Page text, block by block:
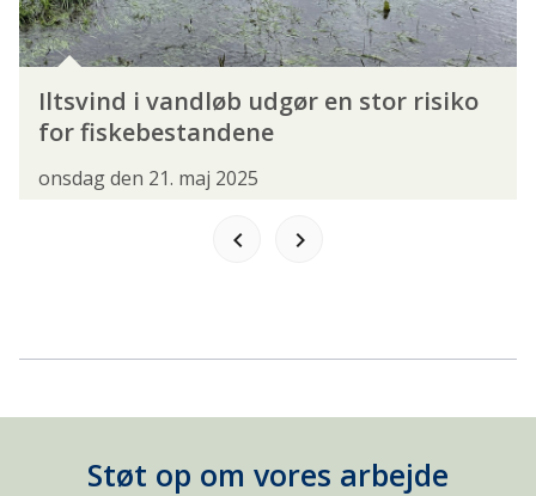
SPONSORERET INDHOLD SPORTSFISKEREN
SURFCASTERSEKTIONEN VEDTÆGTER
VISIONER ØRESUND
AKTIVITETER
GUIDET FISKETUR JUNIORLEDERKURSUS
KURSUS LYSTFISKERFESTIVAL
Iltsvind i vandløb udgør en stor risiko
for fiskebestandene
onsdag den 21. maj 2025
keyboard_arrow_left keyboard_arrow_right
Støt op om vores arbejde